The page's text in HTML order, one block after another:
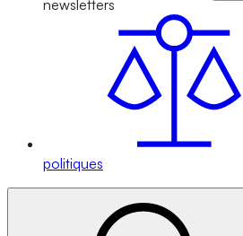
newsletters
politiques